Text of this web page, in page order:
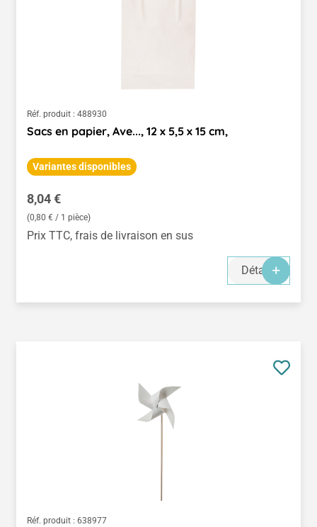
Réf. produit : 488930
Sacs en papier, Ave..., 12 x 5,5 x 15 cm,
Variantes disponibles
Prix régulier :
8,04 €
(0,80 € / 1 pièce)
Prix TTC, frais de livraison en sus
Détails
Réf. produit : 638977